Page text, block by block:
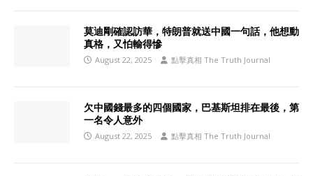
莫迪剛確認訪華，特朗普就送中國一句話，他想動
真格，又怕輸得慘
August 22, 2025 點擊真相 The Truth Journal
欠中國錢最多的四個國家，巴基斯坦排在最後，第
一名令人意外
August 22, 2025 點擊真相 The Truth Journal